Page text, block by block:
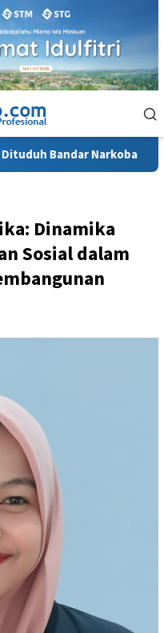
Narkoba JPU
Dinamika
Sosial dalam